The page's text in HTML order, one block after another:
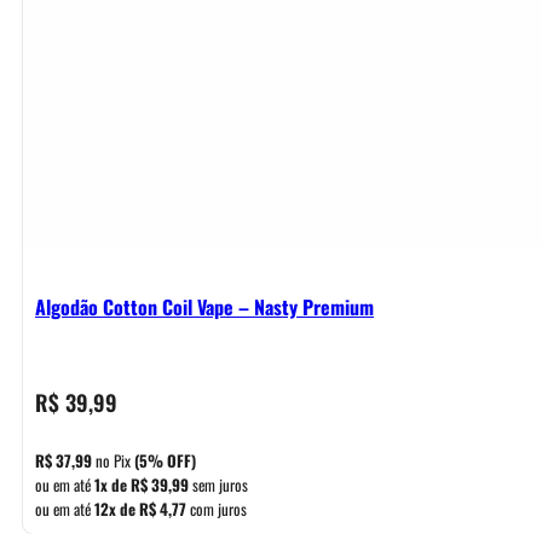
Algodão Cotton Coil Vape – Nasty Premium
R$39,99
R$37,99no Pix(5% OFF)
ou em até1x deR$39,99sem juros
ou em até12x deR$4,77com juros